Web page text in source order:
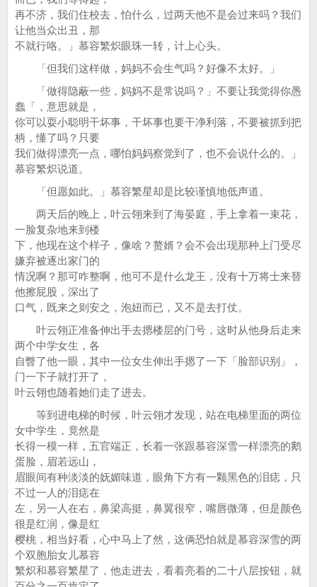
再不济，我们住校去，怕什么，过两天他不是会过来吗？我们
让他当众出丑，那
不就行咯。」慕容繁炽眼珠一转，计上心头。
「但我们这样做，妈妈不会生气吗？好像不太好。」
「做得隐蔽一些，妈妈不是常说吗？」不要让我觉得你愚
蠢「，意思就是，
你可以耍小聪明干坏事，干坏事也要干净利落，不要被抓到把
柄，懂了吗？只要
我们做得漂亮一点，哪怕妈妈察觉到了，也不会说什么的。」
慕容繁炽说道。
「但愿如此。」慕容繁星却是比较谨慎地低声道。
两天后的晚上，叶云翎来到了海晏庭，手上拿着一束花，
一脸复杂地来到楼
下，他现在这个样子，像啥？赘婿？会不会出现那种上门受尽
嫌弃被逐出家门的
情况啊？那可咋整啊，他可不是什么龙王，没有十万将士来替
他擦屁股，深出了
口气，既来之则安之，泡妞而已，又不是去打仗。
叶云翎正准备伸出手去摁楼层的门号，这时从他身后走来
两个中学女生，各
自瞥了他一眼，其中一位女生伸出手摁了一下「脸部识别」，
门一下子就打开了，
叶云翎也随着她们走了进去。
等到进电梯的时候，叶云翎才发现，站在电梯里面的两位
女中学生，竟然是
长得一模一样，五官端正，长着一张跟慕容深雪一样漂亮的鹅
蛋脸，眉若远山，
眉眼间有种淡淡的妩媚味道，眼角下方有一颗黑色的泪痣，只
不过一人的泪痣在
左，另一人在右，鼻梁高挺，鼻翼很窄，嘴唇微薄，但是颜色
很是红润，像是红
樱桃，相当好看，心中马上了然，这俩恐怕就是慕容深雪的两
个双胞胎女儿慕容
繁炽和慕容繁星了，他走进去，看着亮着的二十八层按钮，就